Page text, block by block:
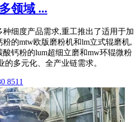
领域 ...
细度产品需求,重工推出了适用于加
的mtw欧版磨粉机和lm立式辊磨机,
钙粉的lum超细立磨和mw环辊微粉
的多元化、全产业链需求。
8511